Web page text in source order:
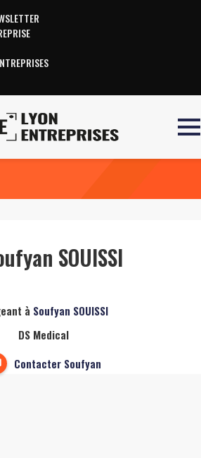
SOUISSI
à Soufyan SOUISSI
DS Medical
Contacter Soufyan